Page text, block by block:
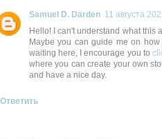
Samuel D. Darden 11 августа
Hello! I can't understand what this
Maybe you can guide me on
waiting here, I encourage you to
where you can create your own
and have a nice day.
Ответить